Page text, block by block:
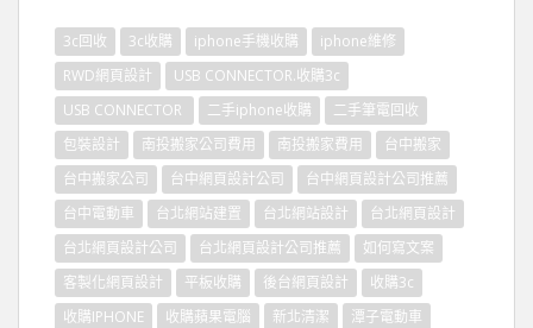
3c回收 3c收購 iphone手機收購
iphone維修
RWD網頁設計
USB CONNECTOR.收購3c
USB CONNECTOR
二手iphone收購
二手筆電回收
包裝設計
南投搬家公司費用 南投搬家費用
台中搬家
台中搬家公司
台中網頁設計公司
台中網頁設計公司推薦
台中電動車
台北網站建置 台北網站設計
台北網頁設計
台北網頁設計公司
台北網頁設計公司推薦
如何寫文案
客製化網頁設計
平板收購 後台網頁設計
收購3c
收購IPHONE
收購蘋果電腦 新北清潔
潭子電動車